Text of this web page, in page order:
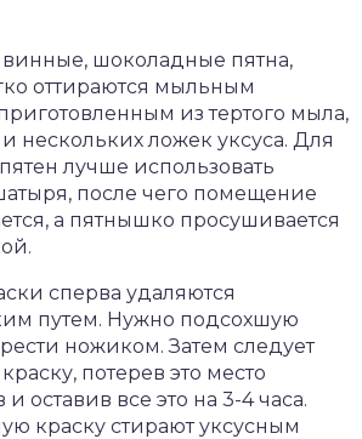
шоколадные пятна,
оттираются мыльным
из тертого мыла,
нескольких ложек уксуса. Для
лучше использовать
после чего помещение
а пятнышко просушивается
сперва удаляются
путем. Нужно подсохшую
ножиком. Затем следует
потерев это место
оставив все это на 3-4 часа.
краску стирают уксусным